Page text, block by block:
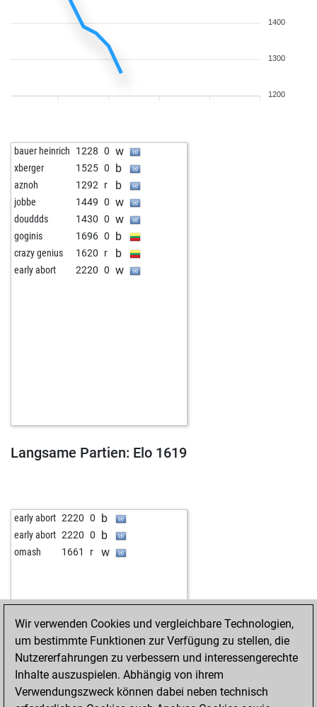
1400
1300
1200
bauer heinrich 1228 0 w
xberger 1525 0 b
aznoh 1292 r b
jobbe 1449 0 w
douddds 1430 0 w
goginis 1696 0 b
crazy genius 1620 r b
early abort 2220 0 w
Langsame Partien: Elo 1619
early abort 2220 0 b
early abort 2220 0 b
omash 1661 r w
Wir verwenden Cookies und vergleichbare Technologien,
um bestimmte Funktionen zur Verfügung zu stellen, die
Nutzererfahrungen zu verbessern und interessengerechte
Inhalte auszuspielen. Abhängig von ihrem
Verwendungszweck können dabei neben technisch